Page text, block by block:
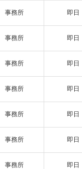
事務所 即日
事務所 即日
事務所 即日
事務所 即日
事務所 即日
事務所 即日
事務所 即日